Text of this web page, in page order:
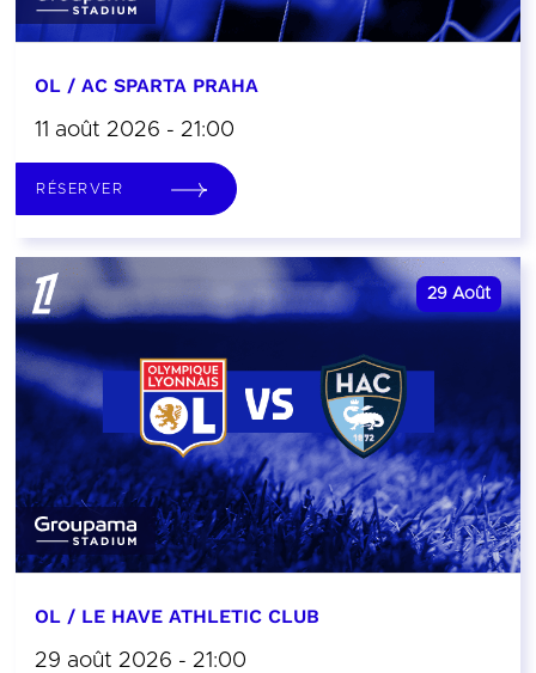
OL / AC SPARTA PRAHA
11 août 2026 - 21:00
RÉSERVER
29 Août
OL / LE HAVE ATHLETIC CLUB
29 août 2026 - 21:00